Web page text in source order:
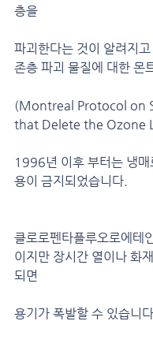
층을
파괴한다는 것이 알려지
존층 파괴 물질에 대한 몬
(Montreal Protocol on
that Delete the Ozone
1996년 이후 부터는 냉매
용이 금지되었습니다.
클로로펜타플루오로에테
이지만 장시간 열이나 화
되면
용기가 폭발할 수 있습니